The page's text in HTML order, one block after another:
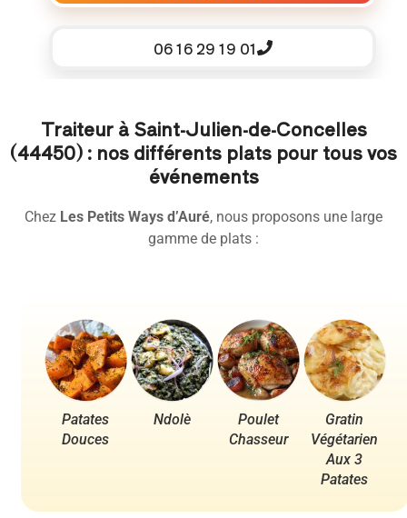
06 16 29 19 01
Traiteur à Saint-Julien-de-Concelles
(44450) : nos différents plats pour tous vos
événements
Chez Les Petits Ways d’Auré, nous proposons une large
gamme de plats :
Patates
Douces
Ndolè
Poulet
Chasseur
Gratin
Végétarien
Aux 3
Patates